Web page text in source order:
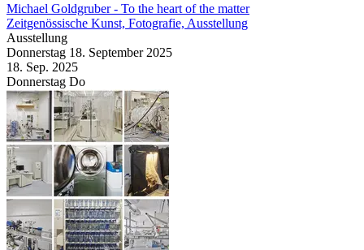
Michael Goldgruber- To the heart of the matter
Zeitgenössische Kunst, Fotografie, Ausstellung
Ausstellung
Donnerstag 18. September 2025
18. Sep. 2025
Donnerstag Do